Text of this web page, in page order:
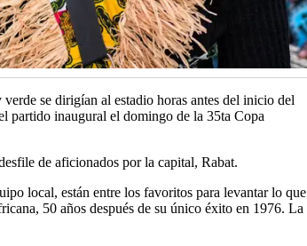
se dirigían al estadio horas antes del inicio del
partido inaugural el domingo de la 35ta Copa
de aficionados por la capital, Rabat.
local, están entre los favoritos para levantar lo que
50 años después de su único éxito en 1976. La